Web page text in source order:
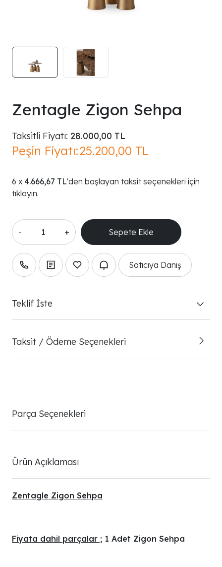
Zentagle Zigon Sehpa
Taksitli Fiyatı: 28.000,00 TL
Peşin Fiyatı:25.200,00 TL
4.666,67 TL'den başlayan taksit seçenekleri için
tıklayın.
- +
Satıcıya Danış
Teklif İste
Taksit / Ödeme Seçenekleri
Parça Seçenekleri
Ürün Açıklaması
Zentagle Zigon Sehpa
Fiyata dahil parçalar ; 1 Adet Zigon Sehpa